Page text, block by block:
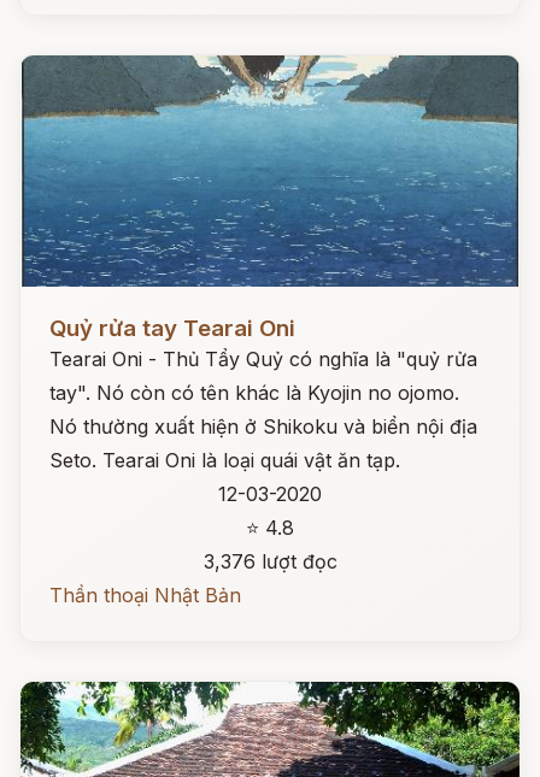
Quỷ rửa tay Tearai Oni
Tearai Oni - Thủ Tẩy Quỷ có nghĩa là "quỷ rửa
tay". Nó còn có tên khác là Kyojin no ojomo.
Nó thường xuất hiện ở Shikoku và biển nội địa
Seto. Tearai Oni là loại quái vật ăn tạp.
12-03-2020
⭐ 4.8
3,376 lượt đọc
Thần thoại Nhật Bản